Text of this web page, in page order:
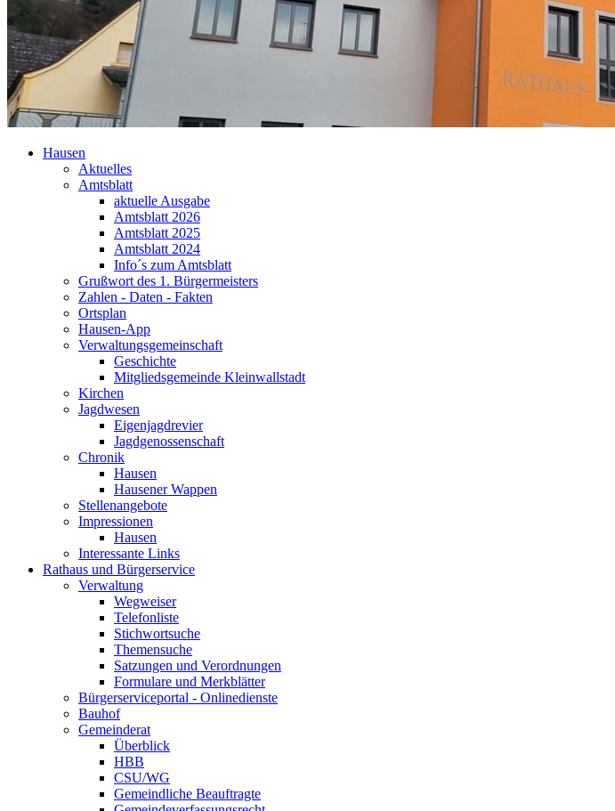
Hausen
Aktuelles
Amtsblatt
aktuelle Ausgabe
Amtsblatt 2026
Amtsblatt 2025
Amtsblatt 2024
Info´s zum Amtsblatt
Grußwort des 1. Bürgermeisters
Zahlen - Daten - Fakten
Ortsplan
Hausen-App
Verwaltungsgemeinschaft
Geschichte
Mitgliedsgemeinde Kleinwallstadt
Kirchen
Jagdwesen
Eigenjagdrevier
Jagdgenossenschaft
Chronik
Hausen
Hausener Wappen
Stellenangebote
Impressionen
Hausen
Interessante Links
Rathaus und Bürgerservice
Verwaltung
Wegweiser
Telefonliste
Stichwortsuche
Themensuche
Satzungen und Verordnungen
Formulare und Merkblätter
Bürgerserviceportal - Onlinedienste
Bauhof
Gemeinderat
Überblick
HBB
CSU/WG
Gemeindliche Beauftragte